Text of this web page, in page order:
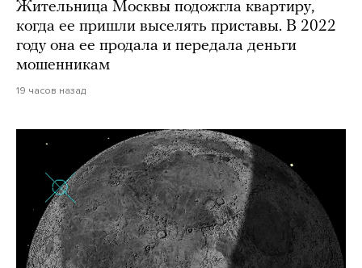
Жительница Москвы подожгла квартиру,
когда ее пришли выселять приставы. В 2022
году она ее продала и передала деньги
мошенникам
19 часов назад